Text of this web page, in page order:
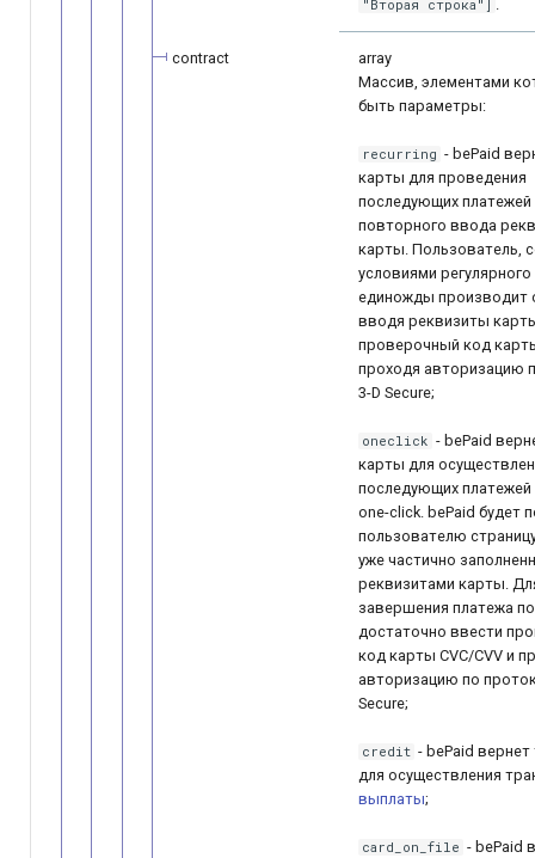
"Вторая строка"] .
contract
array
Массив, элементами
быть параметры:
recurring - bePaid
карты для проведения
последующих платежей
повторного ввода
карты. Пользователь,
условиями регулярного
единожды производит
вводя реквизиты
проверочный код
проходя авторизацию
3-D ­Secure;
oneclick - bePaid
карты для
последующих платежей
one-click. bePaid будет
пользователю
уже частично
реквизитами карты.
завершения платежа
достаточно ввести
код карты CVC/CVV и
авторизацию по
Secure;
credit - bePaid
для осуществления
выплаты;
card_on_file - bePaid